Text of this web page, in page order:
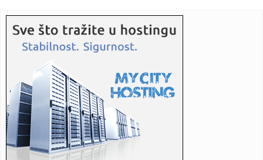
23:22: KAKVA PORUKA PRED NASTAVAK SEZONE: Srbija nadigrala
Rusiju posle ...
23:21:
neobičn...
23:21:Krvoproliće u Gracu: Turčin izbo muškarca iz BiH i još
dvojic...
23:21:Španija od subote uvodi kontrole za putnike iz Italije: Evo
šta...
23:21:Pucano na vilu bogatog srpskog trgovca nekretninama u